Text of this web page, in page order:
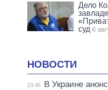
Дело
суд 6
НОВОСТИ
23:45
В Украине